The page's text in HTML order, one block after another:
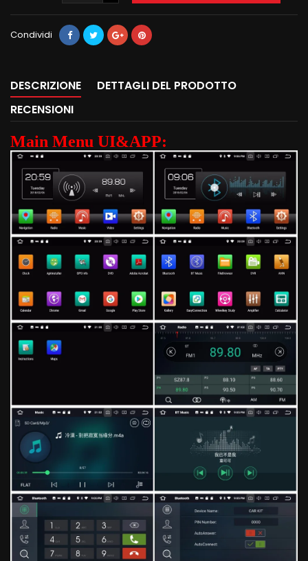
Condividi
DESCRIZIONE
DETTAGLI DEL PRODOTTO
RECENSIONI
Main Menu UI&APP: